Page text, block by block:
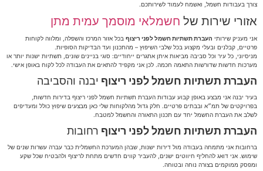
צורך בעבודות חשמל, ואשמח לעמוד לשירותכם.
אזורי שירות של חשמלאי מוסמך עמית מתן
אני מעניק שירותי העברת תשתיות חשמל לפני ריצוף בכל אזור המרכז והשפלה, ומלווה לקוחות
פרטיים, קבלנים ובעלי מקצוע בכל שלבי השיפוץ – מהתכנון ועד הבדיקות הסופיות.
מניסיוני, כל עיר וכל סביבה מביאות איתן אתגרים ייחודיים: סוגי בניינים שונים, תשתיות ישנות יותר או
מערכות חדשות שדורשות התאמה חכמה. לכן אני מקפיד להתאים את העבודה לכל לקוח באופן אישי.
העברת תשתיות חשמל לפני ריצוף יבנה והסביבה
בעיר יבנה אני מבצע באופן קבוע עבודות העברת תשתיות חשמל לפני ריצוף בדירות חדשות,
בפרויקטים של תמ״א ובבתים פרטיים. חלק גדול מהלקוחות שלי כאן מבצעים שיפוץ כולל ומעדיפים
לשלב את העברת החשמל יחד עם תכנון התאורה והחשמל למטבח.
העברת תשתיות חשמל לפני ריצוף רחובות
ברחובות אני מתמחה בעבודה מול דירות ישנות, שבהן המערכת החשמלית כבר עברה עשרות שנים של
שימוש. אני דואג להחליף חיווטים ישנים, להעביר קווים חדשים מתחת לריצוף ולהבטיח שכל שקע
ומפסק ממוקמים בצורה נוחה ובטוחה.